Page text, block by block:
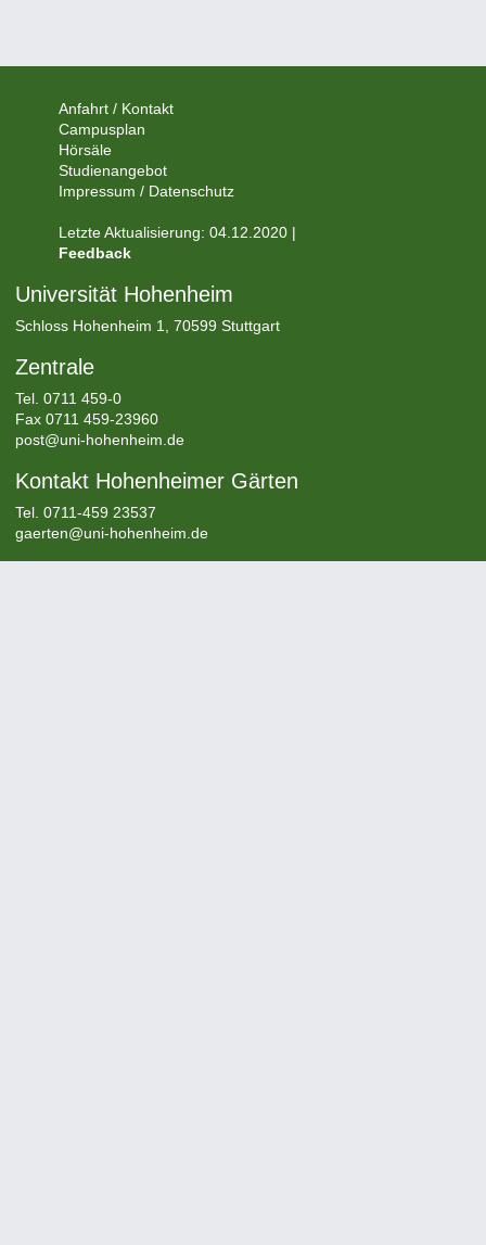
Anfahrt / Kontakt
Campusplan
Hörsäle
Studienangebot
Impressum / Datenschutz
Letzte Aktualisierung: 04.12.2020 |
Feedback
Universität Hohenheim
Schloss Hohenheim 1, 70599 Stuttgart
Zentrale
Tel. 0711 459-0
Fax 0711 459-23960
post@uni-hohenheim.de
Kontakt Hohenheimer Gärten
Tel. 0711-459 23537
gaerten@uni-hohenheim.de